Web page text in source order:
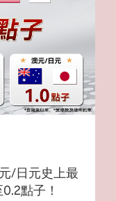
/日元史上最
點子！